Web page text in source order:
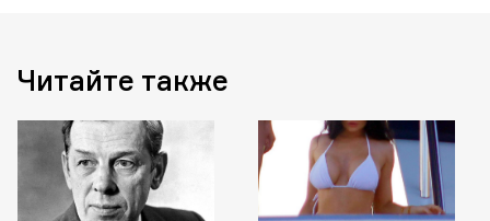
Читайте также